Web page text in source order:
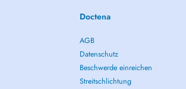
Doctena
AGB
Datenschutz
Beschwerde einreichen
Streitschlichtung